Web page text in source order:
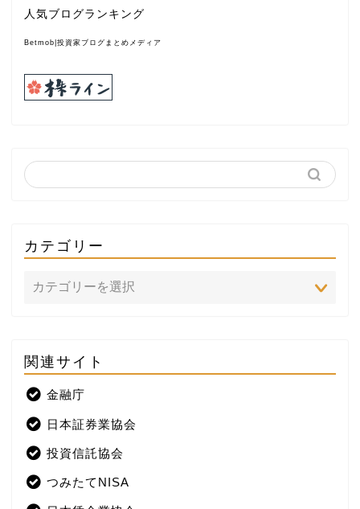
人気ブログランキング
Betmob|投資家ブログまとめメディア
カテゴリー
関連サイト
金融庁
日本証券業協会
投資信託協会
つみたてNISA